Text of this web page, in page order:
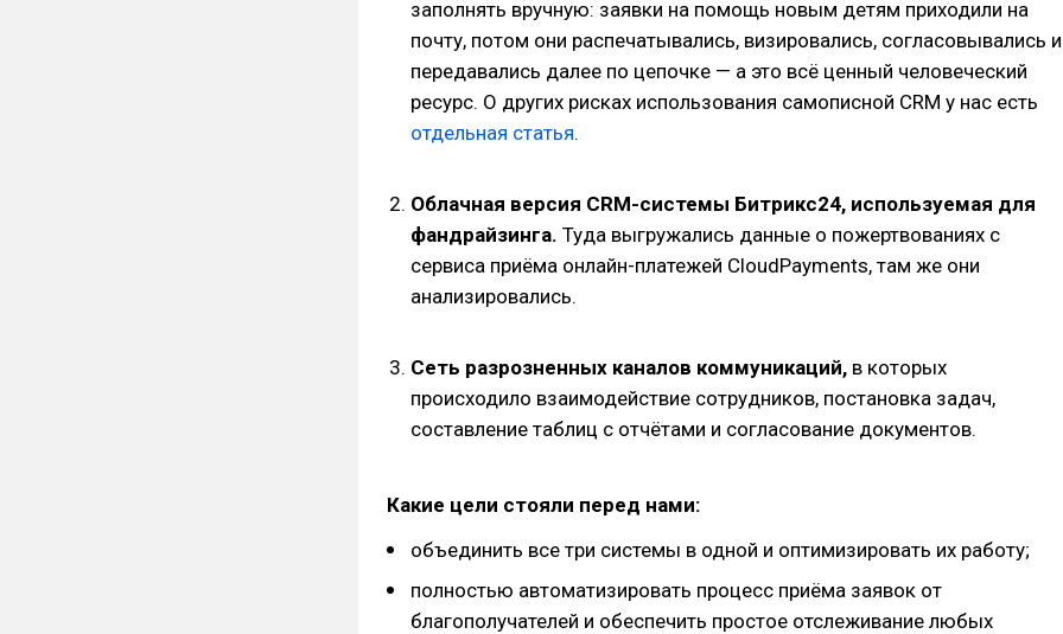
заполнять вручную: заявки на помощь новым детям приходили на
почту, потом они распечатывались, визировались, согласовывались и
передавались далее по цепочке — а это всё ценный человеческий
ресурс. О других рисках использования самописной CRM у нас есть
отдельная статья.
Облачная версия CRM-системы Битрикс24, используемая для
фандрайзинга. Туда выгружались данные о пожертвованиях с
сервиса приёма онлайн-платежей CloudPayments, там же они
анализировались.
Сеть разрозненных каналов коммуникаций, в которых
происходило взаимодействие сотрудников, постановка задач,
составление таблиц с отчётами и согласование документов.
Какие цели стояли перед нами:
объединить все три системы в одной и оптимизировать их работу;
полностью автоматизировать процесс приёма заявок от
благополучателей и обеспечить простое отслеживание любых